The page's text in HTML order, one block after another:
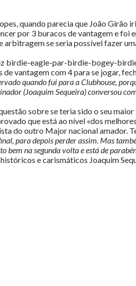
quando parecia que João Girão
por 3 buracos de vantagem e foi
se seria possível fazer
birdie-eagle-par-birdie-bogey-
vantagem com 4 para se jogar,
quando fui para a Clubhouse,
(Joaquim Sequeira) conversou
sobre se teria sido o seu
que está ao nível «dos
do outro Major nacional amador.
para depois perder assim. Mas
bem na segunda volta e está de
e carismáticos Joaquim